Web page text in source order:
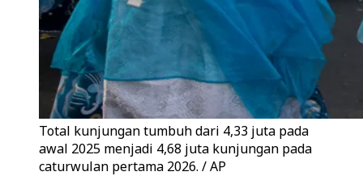
Total kunjungan tumbuh dari 4,33 juta pada
awal 2025 menjadi 4,68 juta kunjungan pada
caturwulan pertama 2026. / AP